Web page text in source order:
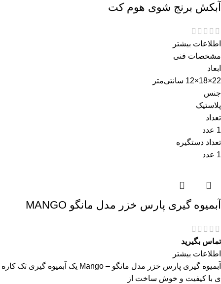
آبکش برنج شوی هوم کت
اطلاعات بیشتر
مشخصات فنی
ابعاد
22×18×12 سانتی‌متر
جنس
پلاستیک
تعداد
1 عدد
تعداد دستگیره
1 عدد
آبمیوه گیری پارس خزر مدل مانگو MANGO
تماس بگیرید
اطلاعات بیشتر
آبمیوه گیری پارس خزر مدل مانگو – Mango یک آبمیوه گیری تک کاره
ی با کیفیت و خوش ساخت از